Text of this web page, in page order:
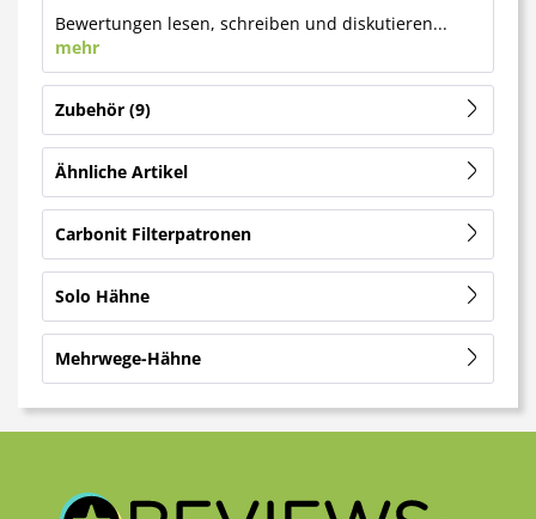
Bewertungen lesen, schreiben und diskutieren...
mehr
Zubehör 9
Ähnliche Artikel
Carbonit Filterpatronen
Solo Hähne
Mehrwege-Hähne